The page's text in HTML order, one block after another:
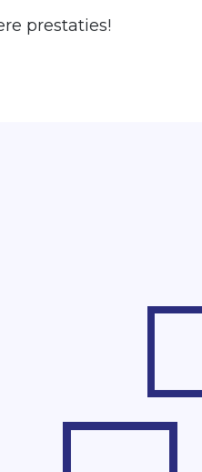
prestaties!